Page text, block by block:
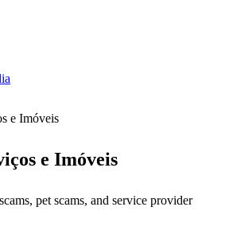
e Imóveis
e Imóveis
pet scams, and service provider